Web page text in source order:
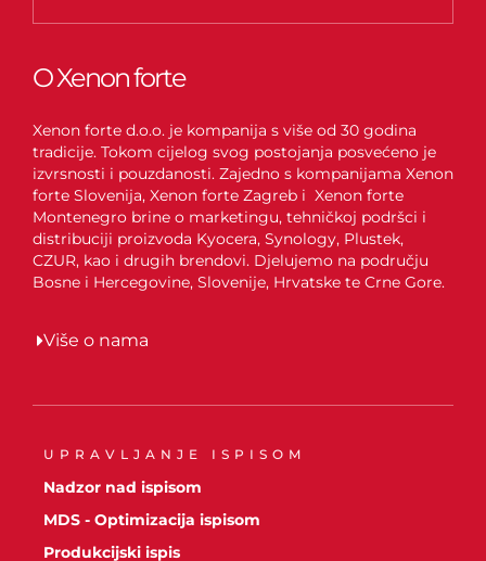
O Xenon forte
Xenon forte d.o.o. je kompanija s više od 30 godina
tradicije. Tokom cijelog svog postojanja posvećeno je
izvrsnosti i pouzdanosti. Zajedno s kompanijama Xenon
forte Slovenija, Xenon forte Zagreb i Xenon forte
Montenegro brine o marketingu, tehničkoj podršci i
distribuciji proizvoda Kyocera, Synology, Plustek,
CZUR, kao i drugih brendovi. Djelujemo na području
Bosne i Hercegovine, Slovenije, Hrvatske te Crne Gore.
Više o nama
UPRAVLJANJE ISPISOM
Nadzor nad ispisom
MDS - Optimizacija ispisom
Produkcijski ispis